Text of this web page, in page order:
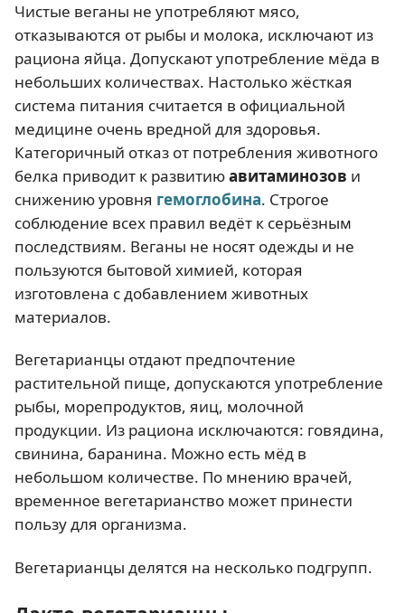
Чистые веганы не употребляют мясо,
отказываются от рыбы и молока, исключают из
рациона яйца. Допускают употребление мёда в
небольших количествах. Настолько жёсткая
система питания считается в официальной
медицине очень вредной для здоровья.
Категоричный отказ от потребления животного
белка приводит к развитиюавитаминозов и
снижению уровня гемоглобина. Строгое
соблюдение всех правил ведёт к серьёзным
последствиям. Веганы не носят одежды и не
пользуются бытовой химией, которая
изготовлена с добавлением животных
материалов.
Вегетарианцы отдают предпочтение
растительной пище, допускаются употребление
рыбы, морепродуктов, яиц, молочной
продукции. Из рациона исключаются: говядина,
свинина, баранина. Можно есть мёд в
небольшом количестве. По мнению врачей,
временное вегетарианство может принести
пользу для организма.
Вегетарианцы делятся на несколько подгрупп.